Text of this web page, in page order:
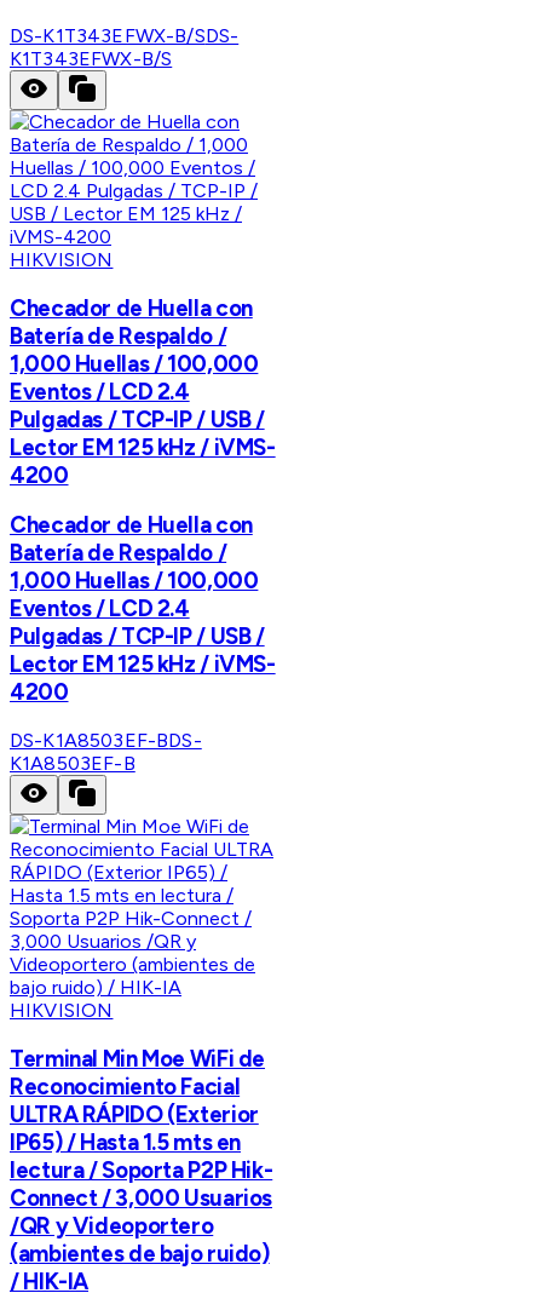
DS-K1T343EFWX-B/SDS-
K1T343EFWX-B/S
HIKVISION
Checador de Huella con
Batería de Respaldo /
1,000 Huellas / 100,000
Eventos / LCD 2.4
Pulgadas / TCP-IP / USB /
Lector EM 125 kHz / iVMS-
4200
Checador de Huella con
Batería de Respaldo /
1,000 Huellas / 100,000
Eventos / LCD 2.4
Pulgadas / TCP-IP / USB /
Lector EM 125 kHz / iVMS-
4200
DS-K1A8503EF-BDS-
K1A8503EF-B
HIKVISION
Terminal Min Moe WiFi de
Reconocimiento Facial
ULTRA RÁPIDO (Exterior
IP65) / Hasta 1.5 mts en
lectura / Soporta P2P Hik-
Connect / 3,000 Usuarios
/QR y Videoportero
(ambientes de bajo ruido)
/ HIK-IA